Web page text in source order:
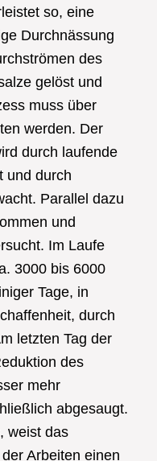
so, eine
Durchnässung
des
gelöst und
muss über
werden. Der
durch laufende
und durch
Parallel dazu
und
Im Laufe
3000 bis 6000
Tage, in
durch
letzten Tag der
des
mehr
abgesaugt.
weist das
Arbeiten einen